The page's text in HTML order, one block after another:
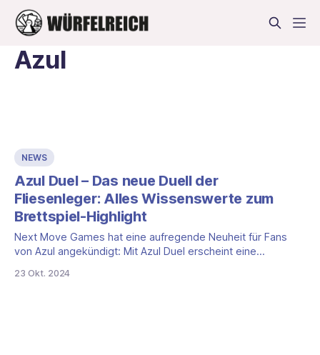
Azul
NEWS
Azul Duel – Das neue Duell der
Fliesenleger: Alles Wissenswerte zum
Brettspiel-Highlight
Next Move Games hat eine aufregende Neuheit für Fans
von Azul angekündigt: Mit Azul Duel erscheint eine
Brettspiels. Der offizielle Release ist für den 21. Februar
23 Okt. 2024